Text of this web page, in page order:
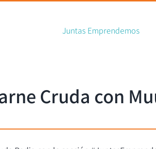
Juntas Emprendemos
Cruda con